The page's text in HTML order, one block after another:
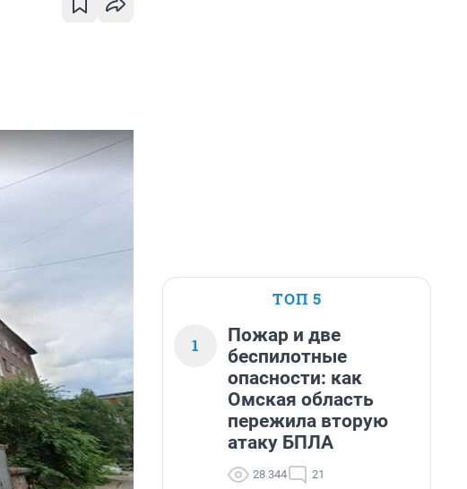
ТОП 5
1
Пожар и две
беспилотные
опасности: как
Омская область
пережила вторую
атаку БПЛА
28 344 21